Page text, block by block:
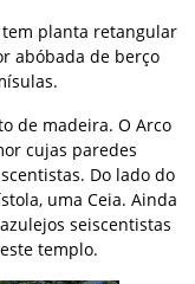
planta retangular
abóbada de berço
de madeira. O Arco
cujas paredes
Do lado do
uma Ceia. Ainda
seiscentistas
templo.